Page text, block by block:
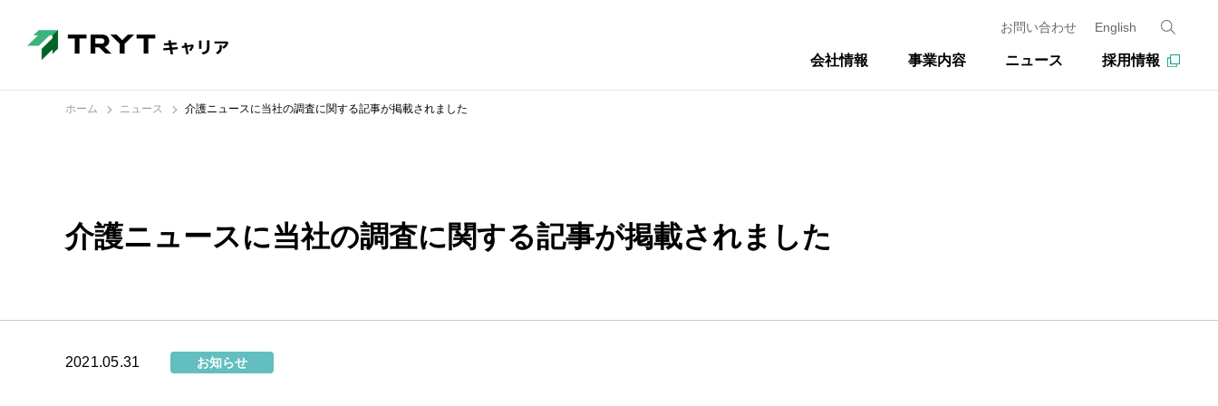
お問い合わせ English
会社情報 事業内容 ニュース 採用情報
ホーム ニュース 介護ニュースに当社の調査に関する記事が掲載されました
介護ニュースに当社の調査に関する記事が掲載されました
2021.05.31 お知らせ